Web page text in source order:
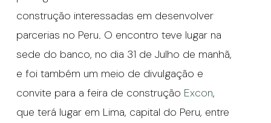
construção interessadas em desenvolver
parcerias no Peru. O encontro teve lugar na
sede do banco, no dia 31 de Julho de manhã,
e foi também um meio de divulgação e
convite para a feira de construção Excon,
que terá lugar em Lima, capital do Peru, entre